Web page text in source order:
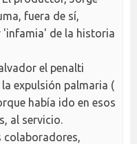
fuera de sí,
'infamia' de la historia
el penalti
expulsión palmaria (
había ido en esos
al servicio.
colaboradores,